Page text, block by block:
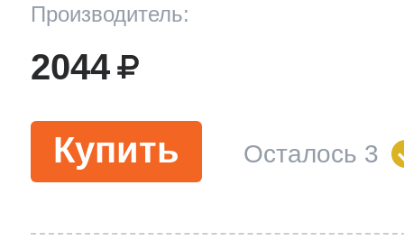
Производитель:
2044
Купить Осталось 3